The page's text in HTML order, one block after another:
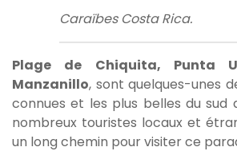
Caraïbes Costa Rica.
Plage de Chiquita, Punta
Manzanillo, sont quelques-unes
connues et les plus belles du sud
nombreux touristes locaux et
un long chemin pour visiter ce